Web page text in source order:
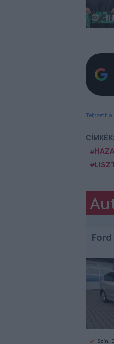
Tetszett a
CÍMKÉK:
Ford
Szín: